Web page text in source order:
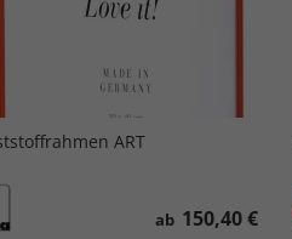
ART
ab 150,40 €